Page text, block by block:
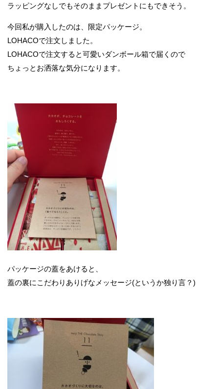
ラッピングなしでもそのままプレゼントにもできそう。
今回私が購入したのは、限定パッケージ。
LOHACOで注文しました。
LOHACOで注文すると可愛いダンボール箱で届くので
ちょっとお洒落な気分になります。
パッケージの蓋をあけると、
蓋の裏にこだわりありげなメッセージ(というか独り言？)